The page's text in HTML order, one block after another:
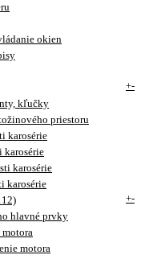
okien
+-
kľučky
priestoru
karosérie
karosérie
karosérie
karosérie
+-
hlavné prvky
motora